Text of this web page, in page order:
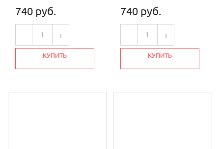
740 руб.
- +
КУПИТЬ
740 руб.
- +
КУПИТЬ